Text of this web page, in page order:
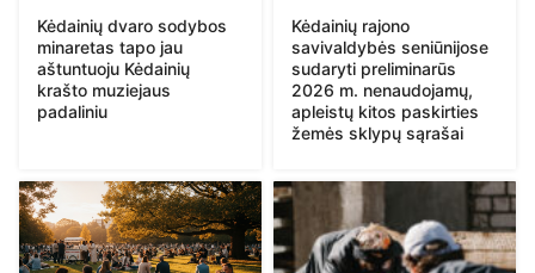
Kėdainių dvaro sodybos
minaretas tapo jau
aštuntuoju Kėdainių
krašto muziejaus
padaliniu
Kėdainių rajono
savivaldybės seniūnijose
sudaryti preliminarūs
2026 m. nenaudojamų,
apleistų kitos paskirties
žemės sklypų sąrašai